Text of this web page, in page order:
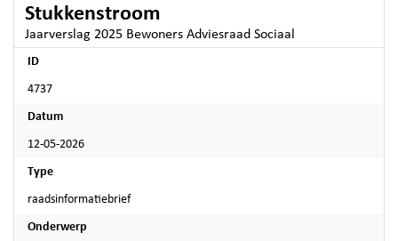
Stukkenstroom
Jaarverslag 2025 Bewoners Adviesraad Sociaal
ID
4737
Datum
12-05-2026
Type
raadsinformatiebrief
Onderwerp